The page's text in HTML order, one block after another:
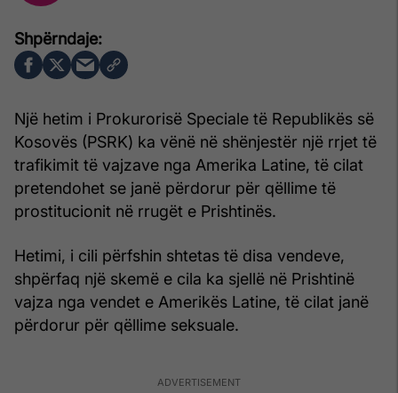
Një hetim i Prokurorisë Speciale të Republikës së
Kosovës (PSRK) ka vënë në shënjestër një rrjet të
trafikimit të vajzave nga Amerika Latine, të cilat
pretendohet se janë përdorur për qëllime të
prostitucionit në rrugët e Prishtinës.
Hetimi, i cili përfshin shtetas të disa vendeve,
shpërfaq një skemë e cila ka sjellë në Prishtinë
vajza nga vendet e Amerikës Latine, të cilat janë
përdorur për qëllime seksuale.